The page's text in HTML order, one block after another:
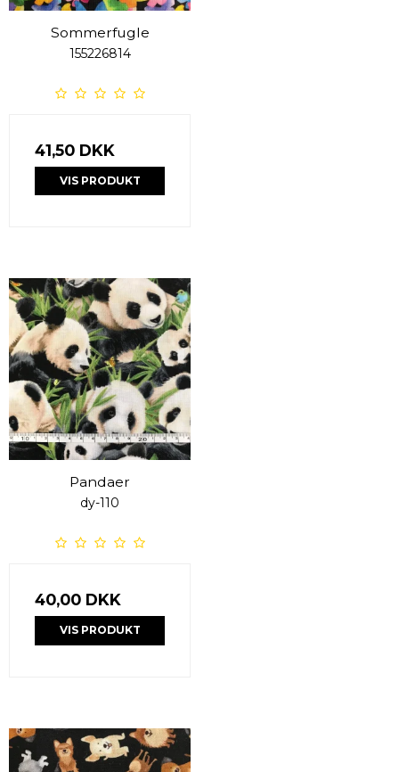
Sommerfugle
155226814
41,50 DKK
VIS PRODUKT
Pandaer
dy-110
40,00 DKK
VIS PRODUKT